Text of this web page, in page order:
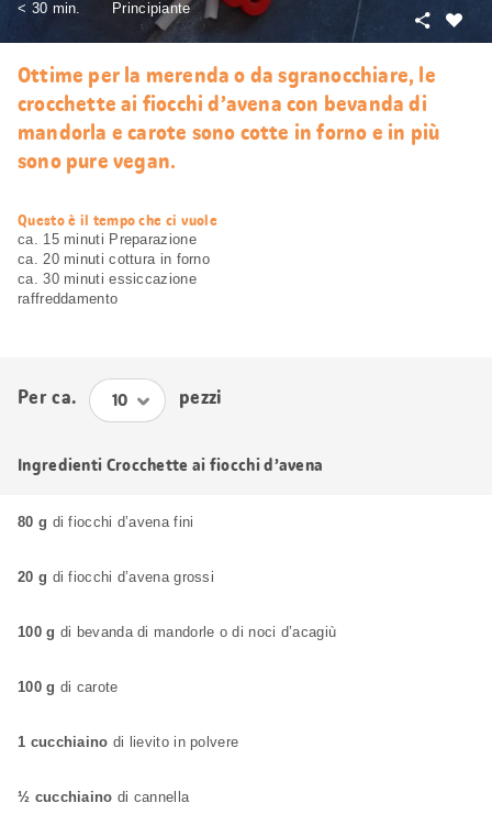
< 30 min.
Principiante
Condividi
Ottime per la merenda o da sgranocchiare, le
crocchette ai fiocchi d’avena con bevanda di
mandorla e carote sono cotte in forno e in più
sono pure vegan.
web.recipe.accessibilityTitle
Questo è il tempo che ci vuole
ca. 15 minuti Preparazione
ca. 20 minuti cottura in forno
ca. 30 minuti essiccazione
raffreddamento
Per ca. pezzi
Ingredienti Crocchette ai fiocchi d’avena
80 g di fiocchi d’avena fini
20 g di fiocchi d’avena grossi
100 g di bevanda di mandorle o di noci d’acagiù
100 g di carote
1 cucchiaino di lievito in polvere
½ cucchiaino di cannella